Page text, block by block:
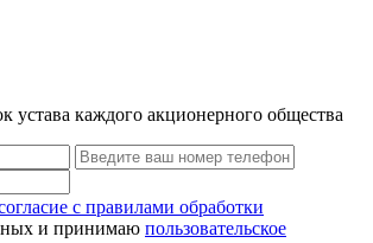
устава каждого акционерного общества
с правилами обработки
и принимаю пользовательское